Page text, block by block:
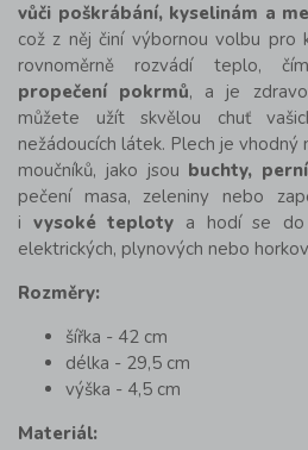
vůči poškrábání, kyselinám a
což z něj činí výbornou volbu pro
rovnoměrně rozvádí teplo,
propečení pokrmů, a je
můžete užít skvělou chuť
nežádoucích látek. Plech je vhodný
moučníků, jako jsou buchty,
pečení masa, zeleniny nebo
i vysoké teploty a hodí se
elektrických, plynových nebo
Rozměry:
šířka - 42 cm
délka - 29,5 cm
výška - 4,5 cm
Materiál: